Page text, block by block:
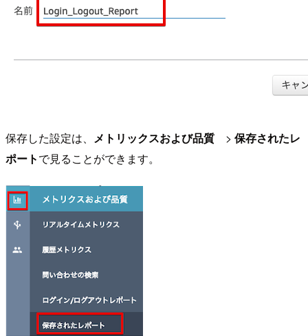
保存した設定は、 メトリックスおよび品質 > 保存されたレ
ポートで見ることができます。